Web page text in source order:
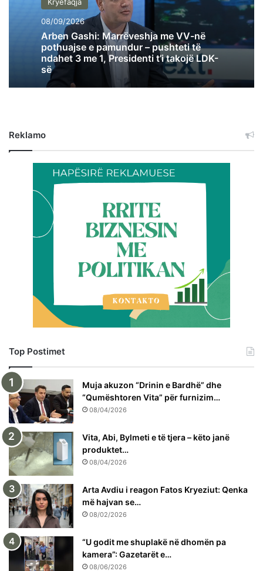
08/09/2026
Arben Gashi: Marrëveshja me VV-në
pothuajse e pamundur – pushteti të
ndahet 3 me 1, Presidenti t’i takojë LDK-
së
Reklamo
Top Postimet
Muja akuzon “Drinin e Bardhë” dhe
“Qumështoren Vita” për furnizim…
08/04/2026
Vita, Abi, Bylmeti e të tjera – këto janë
produktet…
08/04/2026
Arta Avdiu i reagon Fatos Kryeziut: Qenka
më hajvan se…
08/02/2026
“U godit me shuplakë në dhomën pa
kamera”: Gazetarët e…
08/06/2026